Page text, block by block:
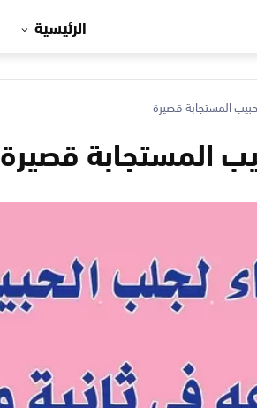
الرئيسية
المستجابة قصيرة
المستجابة قصيرة